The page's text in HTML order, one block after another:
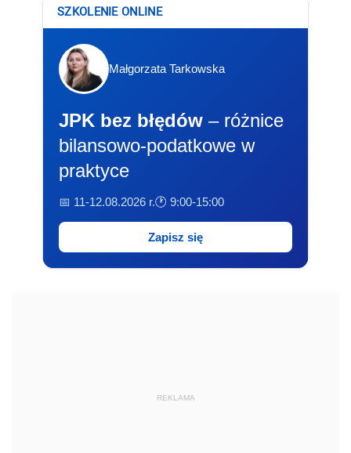
SZKOLENIE ONLINE
Małgorzata Tarkowska
JPK bez błędów – różnice
bilansowo-podatkowe w
praktyce
📅 11-12.08.2026 r.🕐 9:00-15:00
Zapisz się
REKLAMA